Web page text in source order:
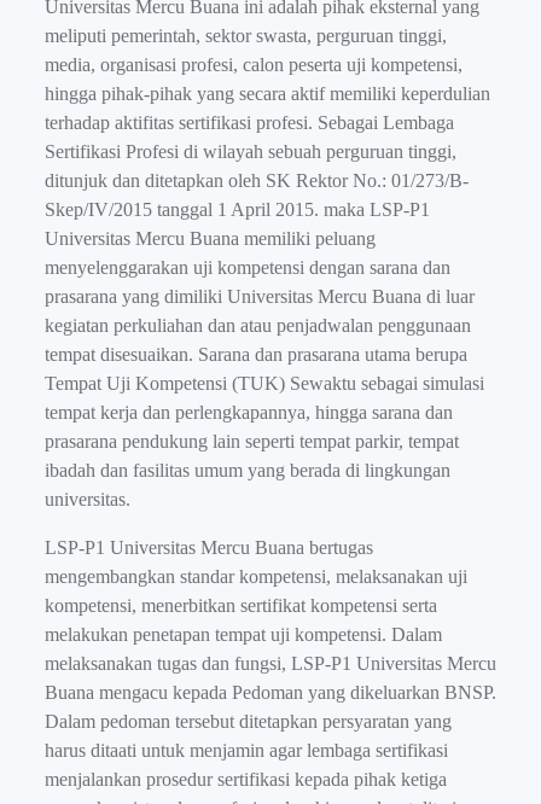
Universitas Mercu Buana ini adalah pihak eksternal yang
meliputi pemerintah, sektor swasta, perguruan tinggi,
media, organisasi profesi, calon peserta uji kompetensi,
hingga pihak-pihak yang secara aktif memiliki keperdulian
terhadap aktifitas sertifikasi profesi. Sebagai Lembaga
Sertifikasi Profesi di wilayah sebuah perguruan tinggi,
ditunjuk dan ditetapkan oleh SK Rektor No.: 01/273/B-
Skep/IV/2015 tanggal 1 April 2015. maka LSP-P1
Universitas Mercu Buana memiliki peluang
menyelenggarakan uji kompetensi dengan sarana dan
prasarana yang dimiliki Universitas Mercu Buana di luar
kegiatan perkuliahan dan atau penjadwalan penggunaan
tempat disesuaikan. Sarana dan prasarana utama berupa
Tempat Uji Kompetensi (TUK) Sewaktu sebagai simulasi
tempat kerja dan perlengkapannya, hingga sarana dan
prasarana pendukung lain seperti tempat parkir, tempat
ibadah dan fasilitas umum yang berada di lingkungan
universitas.
LSP-P1 Universitas Mercu Buana bertugas
mengembangkan standar kompetensi, melaksanakan uji
kompetensi, menerbitkan sertifikat kompetensi serta
melakukan penetapan tempat uji kompetensi. Dalam
melaksanakan tugas dan fungsi, LSP-P1 Universitas Mercu
Buana mengacu kepada Pedoman yang dikeluarkan BNSP.
Dalam pedoman tersebut ditetapkan persyaratan yang
harus ditaati untuk menjamin agar lembaga sertifikasi
menjalankan prosedur sertifikasi kepada pihak ketiga